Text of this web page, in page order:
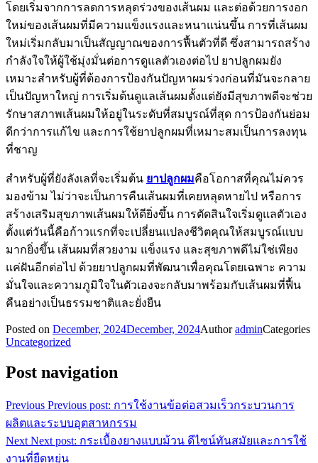
โดยเริ่มจากการลดการหลุดร่วงของเส้นผม และต่อด้วยการงอก
ใหม่ของเส้นผมที่มีความแข็งแรงและหนาแน่นขึ้น การที่เส้นผม
ใหม่เริ่มกลับมาเป็นสัญญาณของการฟื้นตัวที่ดี ซึ่งสามารถสร้าง
กำลังใจให้ผู้ใช้มุ่งมั่นต่อการดูแลตัวเองต่อไป ยาปลูกผมยัง
เหมาะสำหรับผู้ที่ต้องการป้องกันปัญหาผมร่วงก่อนที่มันจะกลาย
เป็นปัญหาใหญ่ การเริ่มต้นดูแลเส้นผมตั้งแต่ยังมีสุขภาพดีจะช่วย
รักษาสภาพเส้นผมให้อยู่ในระดับที่สมบูรณ์ที่สุด การป้องกันย่อม
ดีกว่าการแก้ไข และการใช้ยาปลูกผมที่เหมาะสมเป็นการลงทุน
ที่ชาญ
สำหรับผู้ที่ยังลังเลที่จะเริ่มต้น ยาปลูกผมคือโอกาสที่คุณไม่ควร
มองข้าม ไม่ว่าจะเป็นการคืนเส้นผมที่เคยหลุดหายไป หรือการ
สร้างเสริมสุขภาพเส้นผมให้ดียิ่งขึ้น การตัดสินใจเริ่มดูแลตัวเอง
ตั้งแต่วันนี้คือก้าวแรกที่จะเปลี่ยนแปลงชีวิตคุณให้สมบูรณ์แบบ
มากยิ่งขึ้น เส้นผมที่สวยงาม แข็งแรง และสุขภาพดีไม่ใช่เพียง
แค่ฝันอีกต่อไป ด้วยยาปลูกผมที่พัฒนาเพื่อคุณโดยเฉพาะ ความ
มั่นใจและความภูมิใจในตัวเองจะกลับมาพร้อมกับเส้นผมที่ฟื้น
คืนอย่างเป็นธรรมชาติและยั่งยืน
Posted on December, 2024December, 2024AuthoradminCategories
Uncategorized
Post navigation
Previous Previous post: การใช้งานข้อต่อสวมเร็วกระบวนการ
ผลิตและระบบอุตสาหกรรม
Next Next post: กระเบื้องยางแบบม้วน ดีไซน์ทันสมัยและการใช้
งานที่ยืดหยุ่น